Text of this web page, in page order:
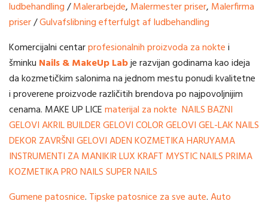
ludbehandling/Malerarbejde, Malermester priser, Malerfirma
priser/Gulvafslibning efterfulgt af ludbehandling
Komercijalni centarprofesionalnih proizvoda za noktei
šminku Nails & MakeUp Labje razvijan godinama kao ideja
da kozmetičkim salonima na jednom mestu ponudi kvalitetne
i proverene proizvode različitih brendova po najpovoljnijim
cenama. MAKE UP LICEmaterijal za nokte NAILSBAZNI
GELOVIAKRIL BUILDERGELOVICOLOR GELOVIGEL-LAKNAILS
DEKORZAVRŠNI GELOVIADEN KOZMETIKAHARUYAMA
INSTRUMENTI ZA MANIKIRLUX KRAFT MYSTIC NAILSPRIMA
KOZMETIKAPRO NAILSSUPER NAILS
Gumene patosnice. Tipske patosnice za sve aute.Auto